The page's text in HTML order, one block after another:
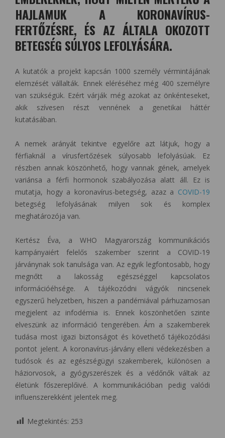
HAJLAMUK A KORONAVÍRUS-
FERTŐZÉSRE, ÉS AZ ÁLTALA OKOZOTT
BETEGSÉG SÚLYOS LEFOLYÁSÁRA.
A kutatók a projekt kapcsán 1000 személy vérmintájának
elemzését vállalták. Ennek eléréséhez még 400 személyre
van szükségük. Ezért várják még azokat az önkénteseket,
akik szívesen részt vennének a genetikai háttér
kutatásában.
A nemek arányát tekintve egyelőre azt látjuk, hogy a
férfiaknál a vírusfertőzések súlyosabb lefolyásúak. Ez
részben annak köszönhető, hogy vannak gének, amelyek
variánsa a férfi hormonok szabályozása alatt áll. Ez is
mutatja, hogy a koronavírus-betegség, azaz a COVID-19
betegség lefolyásának milyen sok és komplex
meghatározója van.
Kertész Éva, a WHO Magyarország kommunikációs
kampányaiért felelős szakember szerint a COVID-19
járványnak sok tanulsága van. Az egyik legfontosabb, hogy
megnőtt a lakosság egészséggel kapcsolatos
információéhsége. A tájékozódni vágyók nincsenek
egyszerű helyzetben, hiszen a pandémiával párhuzamosan
megjelent az infodémia is. Ennek köszönhetően szinte
elveszünk az információ tengerében. Ám a szakemberek
tudása most igazi biztonságot és követhető tájékozódási
pontot jelent. A koronavírus-járvány elleni védekezésben a
tudósok és az egészségügyi szakemberek, különösen a
háziorvosok, a gyógyszerészek és a védőnők váltak az
életünk főszereplőivé. A kommunikációban pedig valódi
influenszerekként jelentek meg.
Megtekintés: 253